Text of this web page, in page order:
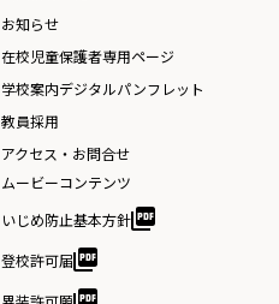
お知らせ
在校児童保護者専用ページ
学校案内デジタルパンフレット
教員採用
アクセス・お問合せ
ムービーコンテンツ
いじめ防止基本方針
登校許可届